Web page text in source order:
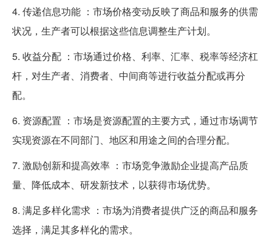
4. 传递信息功能 ：市场价格变动反映了商品和服务的供需
状况，生产者可以根据这些信息调整生产计划。
5. 收益分配 ：市场通过价格、利率、汇率、税率等经济杠
杆，对生产者、消费者、中间商等进行收益分配或再分
配。
6. 资源配置 ：市场是资源配置的主要方式，通过市场调节
实现资源在不同部门、地区和用途之间的合理分配。
7. 激励创新和提高效率 ：市场竞争激励企业提高产品质
量、降低成本、研发新技术，以获得市场优势。
8. 满足多样化需求 ：市场为消费者提供广泛的商品和服务
选择，满足其多样化的需求。